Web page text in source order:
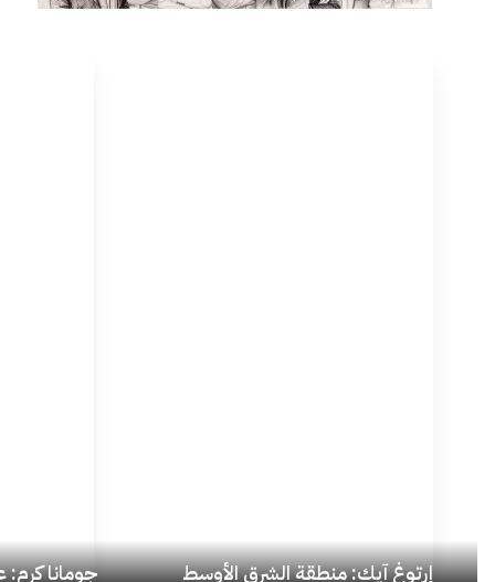
إرتوغ آيِك: منطقة الشرق الأوسط
جومانا كرم: